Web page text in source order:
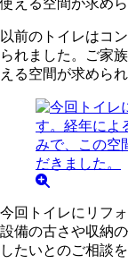
以前のトイレはコ
られました。ご家
える空間が求めら
今回トイレにリフ
設備の古さや収納
したいとのご相談